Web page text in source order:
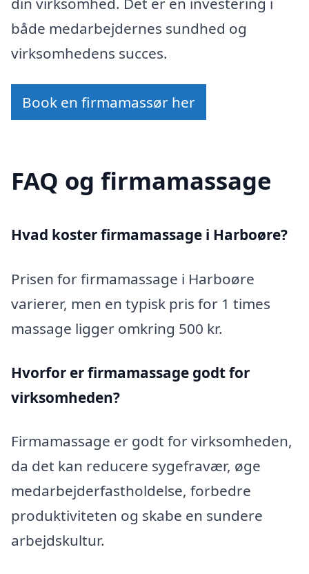
både medarbejdernes sundhed og
virksomhedens succes.
Book en firmamassør her
FAQ og firmamassage
Hvad koster firmamassage i Harboøre?
Prisen for firmamassage i Harboøre
varierer, men en typisk pris for 1 times
massage ligger omkring 500 kr.
Hvorfor er firmamassage godt for
virksomheden?
Firmamassage er godt for virksomheden,
da det kan reducere sygefravær, øge
medarbejderfastholdelse, forbedre
produktiviteten og skabe en sundere
arbejdskultur.